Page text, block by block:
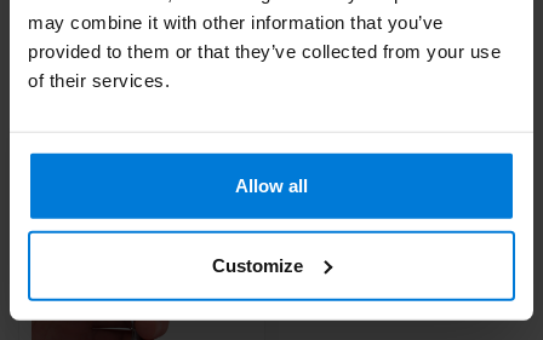
may combine it with other information that you’ve
provided to them or that they’ve collected from your use
of their services.
Allow all
Customize
Recent bekeken